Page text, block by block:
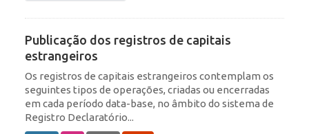
Publicação dos registros de capitais
estrangeiros
Os registros de capitais estrangeiros contemplam os
seguintes tipos de operações, criadas ou encerradas
em cada período data-base, no âmbito do sistema de
Registro Declaratório...